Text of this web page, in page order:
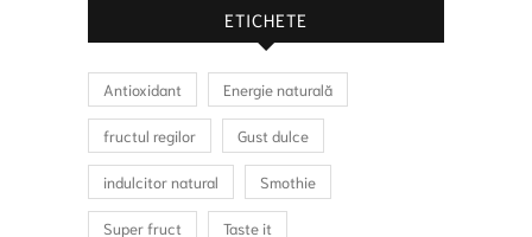
ETICHETE
Antioxidant Energie naturală
fructul regilor Gust dulce
indulcitor natural Smothie
Super fruct Taste it